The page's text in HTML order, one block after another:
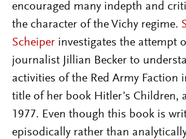
encouraged many indepth and
the character of the Vichy regime.
Scheiper investigates the attempt
journalist Jillian Becker to
activities of the Red Army Faction
title of her book Hitler’s Children,
1977. Even though this book is
episodically rather than